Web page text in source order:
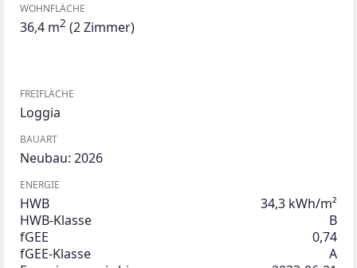
WOHNFLÄCHE
36,4 m2 (2 Zimmer)
FREIFLÄCHE
Loggia
BAUART
Neubau: 2026
ENERGIE
HWB
34,3 kWh/m²
HWB-Klasse
B
fGEE
0,74
fGEE-Klasse
A